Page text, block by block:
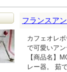
フランスア
カフェオレ
で可愛いア
【商品名】
レー器。 茹